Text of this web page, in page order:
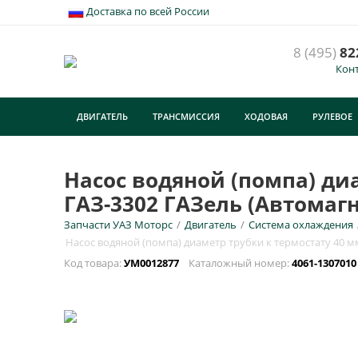
Доставка по всей России
8 (495)
ДВИГАТЕЛЬ ТРАНСМИССИЯ ХОДОВАЯ РУЛЕВОЕ
Насос водяной (помпа)
ГАЗ-3302 ГАЗель
Запчасти УАЗ Моторс / Двигатель / Система охлаждения
Насос водяной (помпа) диаметр трубки к термостату 40
Код товара:УМ0012877 Каталожный номер:4061-1307010